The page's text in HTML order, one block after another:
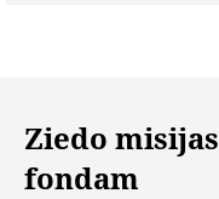
Ziedo misijas
fondam